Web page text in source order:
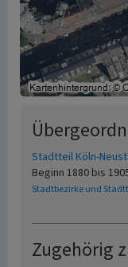
Stadtteil Köln-
Beginn 1880 bis
Stadtbezirke und
Zugehörig